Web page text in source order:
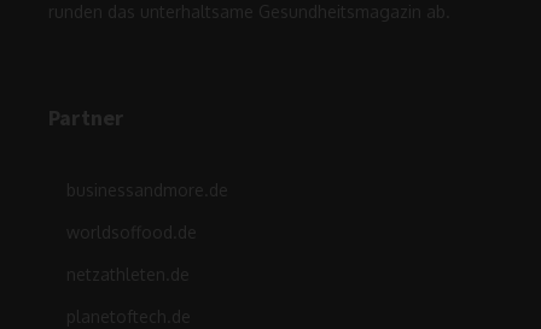
runden das unterhaltsame Gesundheitsmagazin ab.
Partner
businessandmore.de
worldsoffood.de
netzathleten.de
planetoftech.de